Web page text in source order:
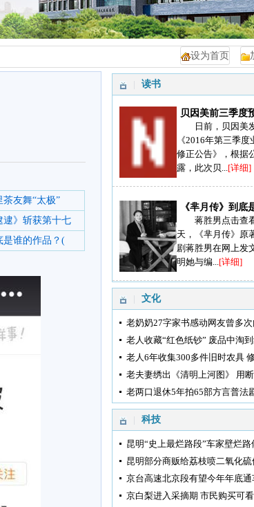
设为首页
友舞“太极”
逮》斩获第十七
是谁的作品？(
读书
贝因美前三季度
日前，贝因美
《2016年第三季度
修正公告》，根据
露，此次贝...[详细]
《芈月传》到底
蒋胜男点击查
天，《芈月传》原
剧蒋胜男在网上发
明她与编...[详细]
文化
老奶奶27字家书感动网友曾多
老人收藏“红色纸钞” 废品中淘
老人6年收集300多件旧时农具
老夫妻绣出《清明上河图》 用
老两口退休5年拍65部方言普法
科技
昆明“史上最烂路段”车家壁烂路
昆明部分商贩给荔枝喷二氧化硫
京台高速北京段有望今年年底通
京白梨进入采摘期 市民购买可